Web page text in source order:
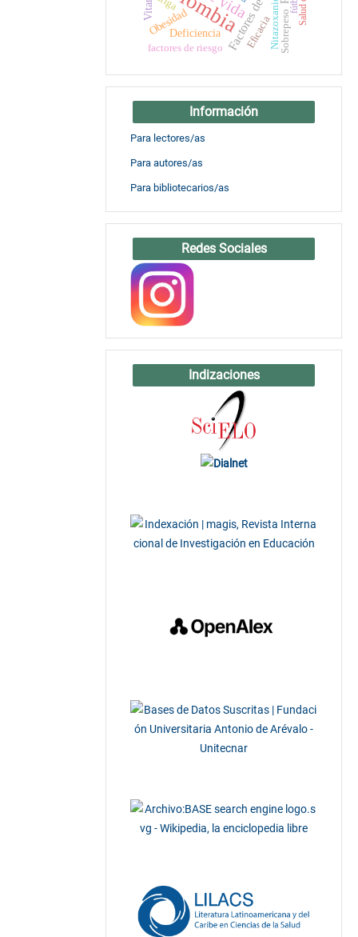
ObesidadDeficiencia
factores de riesgo Nitazoxanida
Eficacia Sobrepeso
Información
Para lectores/as
Para autores/as
Para bibliotecarios/as
Redes Sociales
Indizaciones